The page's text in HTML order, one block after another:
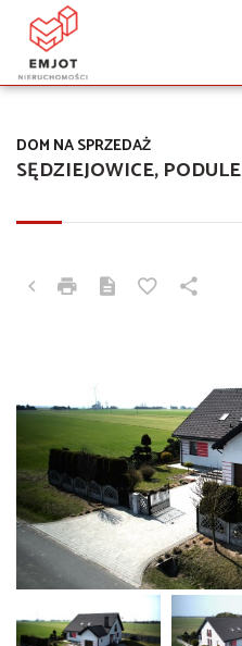
SĘDZIEJOWICE, PODULE
DOM NA SPRZEDAŻ